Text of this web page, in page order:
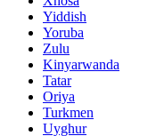
Yiddish
Yoruba
Zulu
Kinyarwanda
Tatar
Oriya
Turkmen
Uyghur